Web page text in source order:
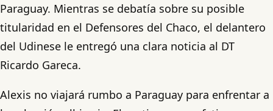
Paraguay. Mientras se debatía sobre su posible
titularidad en el Defensores del Chaco, el delantero
del Udinese le entregó una clara noticia al DT
Ricardo Gareca.
Alexis no viajará rumbo a Paraguay para enfrentar a